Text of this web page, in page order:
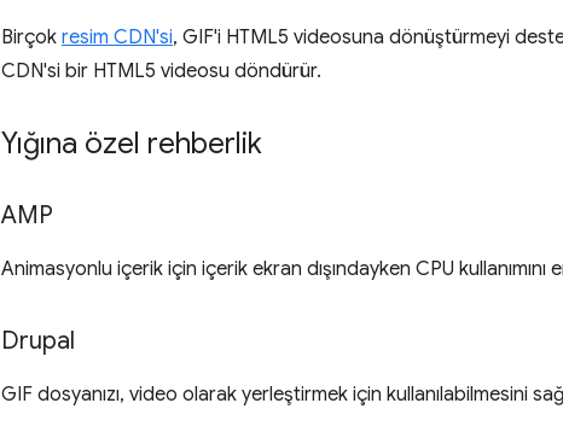
Birçok resim CDN'si, GIF'i HTML5 videosuna dönüştürmeyi
CDN'si bir HTML5 videosu döndürür.
Yığına özel rehberlik
AMP
Animasyonlu içerik için içerik ekran dışındayken CPU kullanımını
Drupal
GIF dosyanızı, video olarak yerleştirmek için kullanılabilmesini